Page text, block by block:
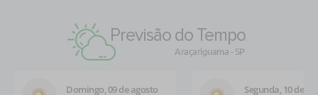
Previsão do Tempo
Araçariguama - SP
Domingo, 09 de agosto Segunda, 10 de